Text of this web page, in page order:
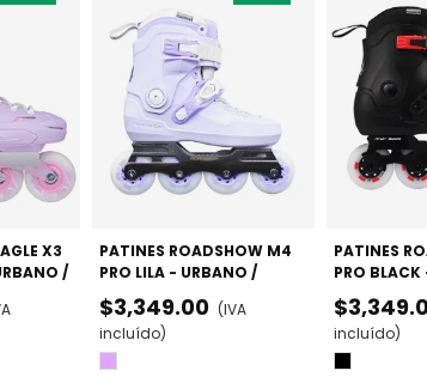
X3
/
PATINES ROADSHOW M4
PRO LILA - URBANO /
FREESKATE AVANZADO
$3,349.00 (IVA
incluído)
PATINES
PRO
FREESKATE
incluído)